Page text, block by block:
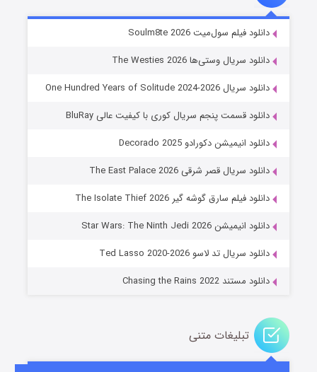
خاندان اژدها فصل ۳
جادوگری در مغولستان
قسمت ۱۴ (زیرنویس) منتشر شد
دانلود فیلم سول‌میت Soulm8te 2026
دانلود سریال وستی‌ها The Westies 2026
دانلود سریال One Hundred Years of Solitude 2024-2026
دانلود قسمت پنجم سریال کوری با کیفیت عالی BluRay
دانلود انیمیشن دکورادو Decorado 2025
دانلود سریال قصر شرقی The East Palace 2026
دانلود فیلم سارق گوشه گیر The Isolate Thief 2026
دانلود انیمیشن Star Wars: The Ninth Jedi 2026
دانلود سریال تد لاسو Ted Lasso 2020-2026
دانلود مستند Chasing the Rains 2022
تبلیغات متنی